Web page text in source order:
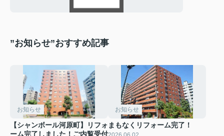
”お知らせ”おすすめ記事
お知らせ
【シャンボール河原町】リフォ
ーム完了しました！ご内覧受付
お知らせ
まもなくリフォーム完了！